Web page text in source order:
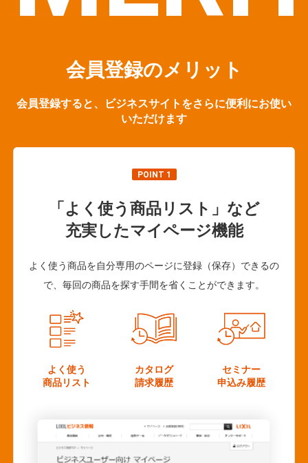
会員登録のメリット
会員登録すると、ビジネスサイトをさらに便利にお使い
いただけます
POINT 1
「よく使う商品リスト」など
充実したマイページ機能
よく使う商品を自分専用のページに登録（保存）できるの
で、毎回の商品を探す手間を省くことができます。
よく使う
商品リスト
カタログ
請求履歴
セミナー
申込み履歴